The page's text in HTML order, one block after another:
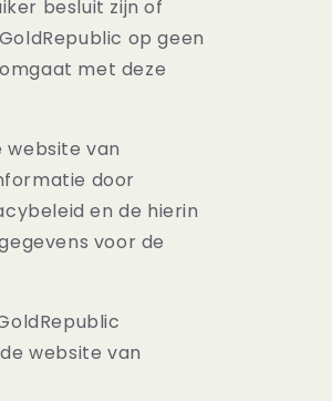
besluit zijn of
op geen
met deze
van
door
en de hierin
voor de
website van